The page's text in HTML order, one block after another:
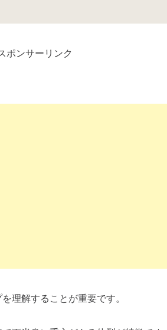
ポンサーリンク
理解することが重要です。